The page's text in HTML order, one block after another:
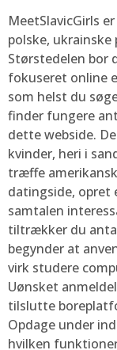
MeetSlavicGirls
polske,
Størstedelen bor
fokuseret online
som helst du
finder fungere
dette webside.
kvinder, heri i
træffe
datingside,
samtalen
tiltrækker du
begynder at
virk studere
Uønsket
tilslutte
Opdage under
hvilken